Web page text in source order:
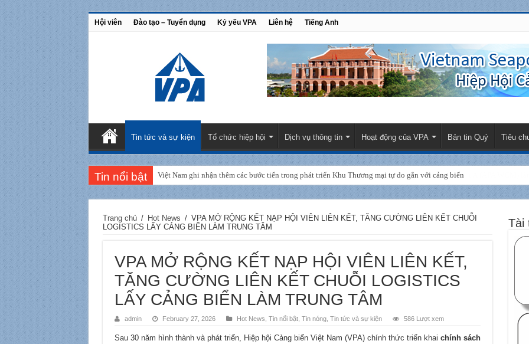
Hội viên Đào tạo – Tuyển dụng Kỷ yếu VPA Liên hệ Tiếng Anh
Tin tức và sự kiện Tổ chức hiệp hội Dịch vụ thông tin Hoạt động của VPA Bản tin Quý Tiêu
Tin nổi bật Đoàn Hiệp hội Cảng biển Việt Nam tham dự Hội nghị Ban công tác Hiệp hội cảng biển Đông Nam Á (APA WCM)
Trang chủ / Hot News / VPA MỞ RỘNG KẾT NẠP HỘI VIÊN LIÊN KẾT, TĂNG CƯỜNG LIÊN KẾT CHUỖI
LOGISTICS LẤY CẢNG BIỂN LÀM TRUNG TÂM
VPA MỞ RỘNG KẾT NẠP HỘI VIÊN LIÊN KẾT,
TĂNG CƯỜNG LIÊN KẾT CHUỖI LOGISTICS
LẤY CẢNG BIỂN LÀM TRUNG TÂM
admin February 27, 2026 Hot News Tin nổi bật, Tin nóng, Tin tức và sự kiện 586 Lượt xem
Sau 30 năm hình thành và phát triển, Hiệp hội Cảng biển Việt Nam (VPA) chính thức triển khai chính sách
Tài